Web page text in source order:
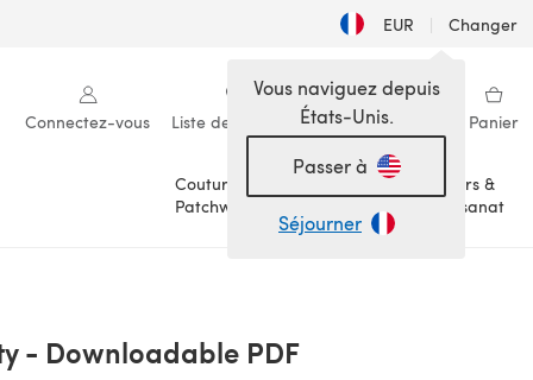
EUR | Changer
Connectez-vous Liste de souhaits Ma bibliothèque Panier
Couture &
Patchwork
Loisirs &
Artisanat
Vous naviguez depuis
États-Unis.
Passer à
Séjourner
- Downloadable PDF